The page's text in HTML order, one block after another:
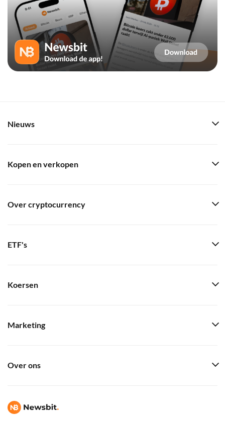
Nieuws
Kopen en verkopen
Over cryptocurrency
ETF's
Koersen
Marketing
Over ons